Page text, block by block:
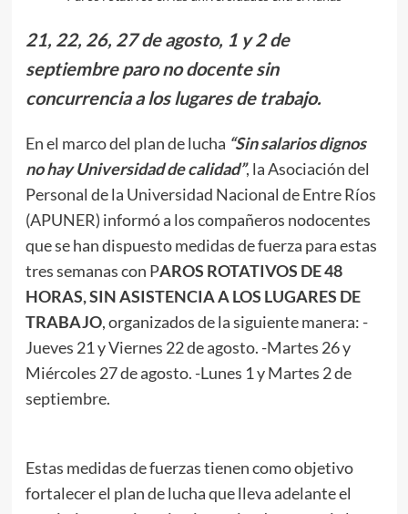
21, 22, 26, 27 de agosto, 1 y 2 de
septiembre paro no docente sin
concurrencia a los lugares de trabajo.
En el marco del plan de lucha “Sin salarios dignos
no hay Universidad de calidad”, la Asociación del
Personal de la Universidad Nacional de Entre Ríos
(APUNER) informó a los compañeros nodocentes
que se han dispuesto medidas de fuerza para estas
tres semanas con PAROS ROTATIVOS DE 48
HORAS, SIN ASISTENCIA A LOS LUGARES DE
TRABAJO, organizados de la siguiente manera: -
Jueves 21 y Viernes 22 de agosto. -Martes 26 y
Miércoles 27 de agosto. -Lunes 1 y Martes 2 de
septiembre.
Estas medidas de fuerzas tienen como objetivo
fortalecer el plan de lucha que lleva adelante el